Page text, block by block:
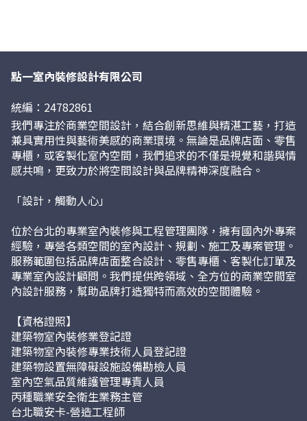
點一室內裝修設計有限公司
統編：24782861
我們專注於商業空間設計，結合創新思維與精湛工藝，打造
兼具實用性與藝術美感的商業環境。無論是品牌店面、零售
專櫃，或客製化室內空間，我們追求的不僅是視覺和諧與情
感共鳴，更致力於將空間設計與品牌精神深度融合。
「設計，觸動人心」
位於台北的專業室內裝修與工程管理團隊，擁有國內外專案
經驗，專營各類空間的室內設計、規劃、施工及專案管理。
服務範圍包括品牌店面整合設計、零售專櫃、客製化訂單及
專業室內設計顧問。我們提供跨領域、全方位的商業空間室
內設計服務，幫助品牌打造獨特而高效的空間體驗。
【資格證照】
建築物室內裝修業登記證​
建築物室內裝修專業技術人員登記證
建築物設置無障礙設施設備勘檢人員​​​
室內空氣品質維護管理專責人員​​
丙種職業安全衛生業務主管
台北職安卡-營造工程師